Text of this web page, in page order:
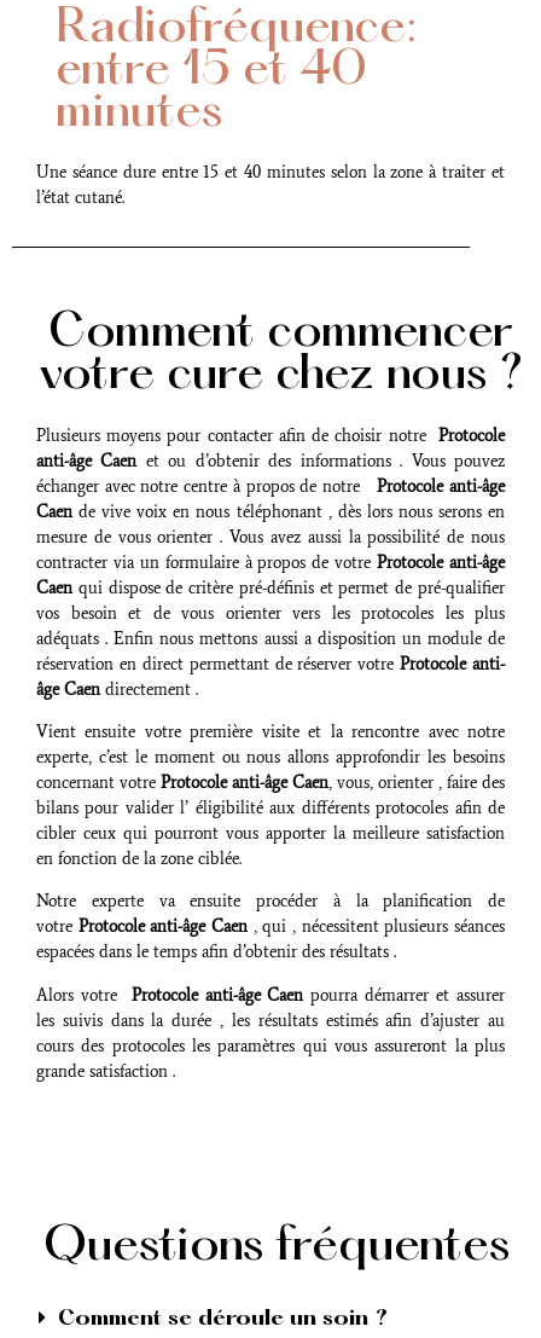
Radiofréquence:
entre 15 et 40
minutes
Une séance dure entre 15 et 40 minutes selon la zone à traiter et
l’état cutané.
Comment commencer
votre cure chez nous ?
Plusieurs moyens pour contacter afin de choisir notre Protocole
anti-âge Caenet ou d’obtenir des informations . Vous pouvez
échanger avec notre centre à propos de notreProtocole anti-âge
Caende vive voix en nous téléphonant , dès lors nous serons en
mesure de vous orienter . Vous avez aussi la possibilité de nous
contracter via un formulaire à propos de votreProtocole anti-âge
Caenqui dispose de critère pré-définis et permet de pré-qualifier
vos besoin et de vous orienter vers les protocoles les plus
adéquats . Enfin nous mettons aussi a disposition un module de
réservation en direct permettant de réserver votreProtocole anti-
âge Caendirectement .
Vient ensuite votre première visite et la rencontre avec notre
experte, c’est le moment ou nous allons approfondir les besoins
concernant votre Protocole anti-âge Caen, vous, orienter , faire des
bilans pour valider l’ éligibilité aux différents protocoles afin de
cibler ceux qui pourront vous apporter la meilleure satisfaction
en fonction de la zone ciblée.
Notre experte va ensuite procéder à la planification de
votre Protocole anti-âge Caen, qui , nécessitent plusieurs séances
espacées dans le temps afin d’obtenir des résultats .
Alors votre Protocole anti-âge Caenpourra démarrer et assurer
les suivis dans la durée , les résultats estimés afin d’ajuster au
cours des protocoles les paramètres qui vous assureront la plus
grande satisfaction .
Questions fréquentes
Comment se déroule un soin ?